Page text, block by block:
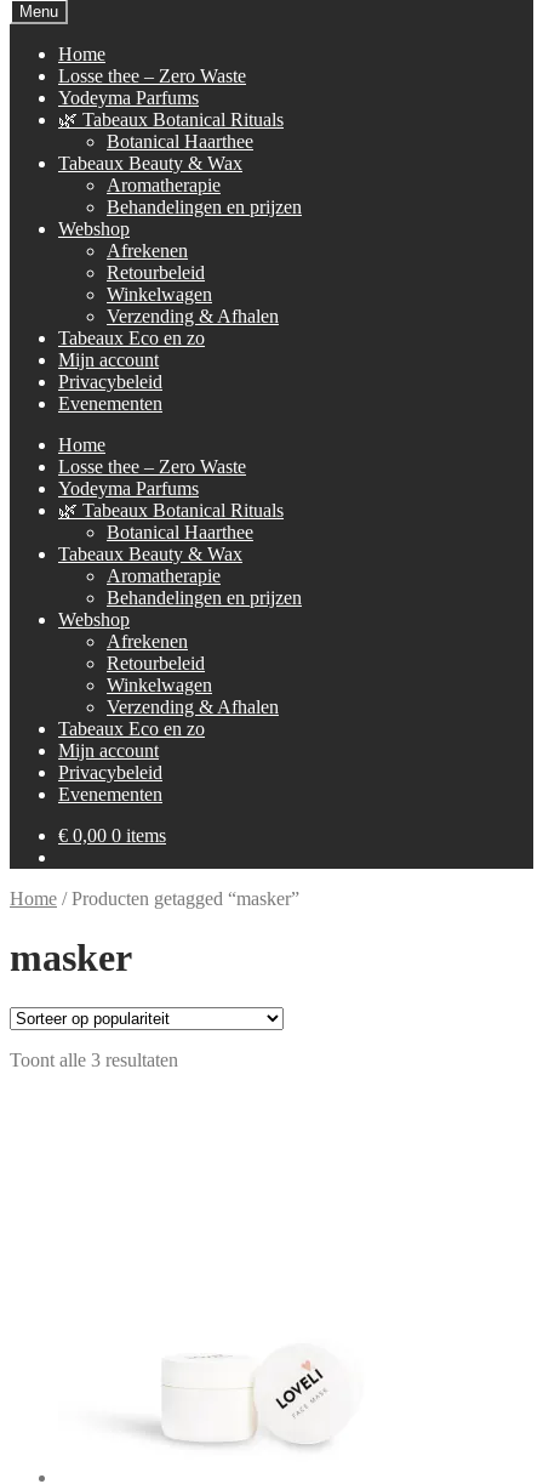
naar:
Menu
Home
Losse thee – Zero Waste
Yodeyma Parfums
🌿 Tabeaux Botanical Rituals
Botanical Haarthee
Tabeaux Beauty & Wax
Aromatherapie
Behandelingen en prijzen
Webshop
Afrekenen
Retourbeleid
Winkelwagen
Verzending & Afhalen
Tabeaux Eco en zo
Mijn account
Privacybeleid
Evenementen
Home
Losse thee – Zero Waste
Yodeyma Parfums
🌿 Tabeaux Botanical Rituals
Botanical Haarthee
Tabeaux Beauty & Wax
Aromatherapie
Behandelingen en prijzen
Webshop
Afrekenen
Retourbeleid
Winkelwagen
Verzending & Afhalen
Tabeaux Eco en zo
Mijn account
Privacybeleid
Evenementen
€ 0,00 0 items
Home /Producten getagged “masker”
masker
Toont alle 3 resultaten